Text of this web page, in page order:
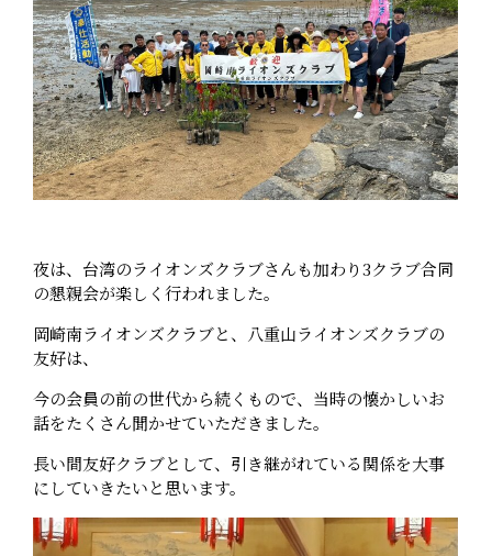
夜は、台湾のライオンズクラブさんも加わり3クラブ合同
の懇親会が楽しく行われました。
岡崎南ライオンズクラブと、八重山ライオンズクラブの
友好は、
今の会員の前の世代から続くもので、当時の懐かしいお
話をたくさん聞かせていただきました。
長い間友好クラブとして、引き継がれている関係を大事
にしていきたいと思います。